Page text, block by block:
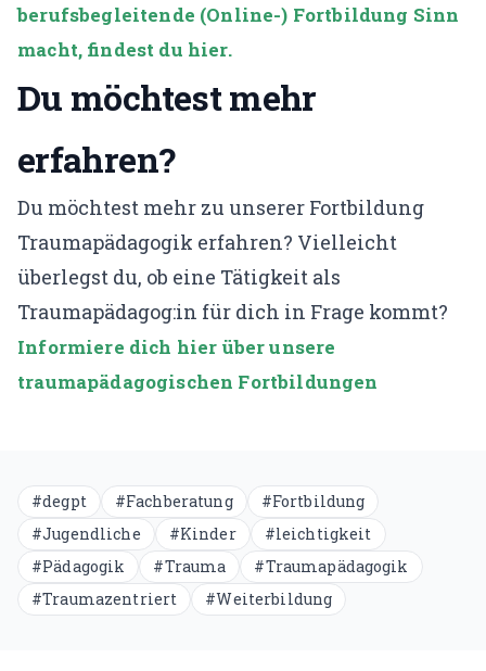
berufsbegleitende (Online-) Fortbildung Sinn
macht, findest du hier.
Du möchtest mehr
erfahren?
Du möchtest mehr zu unserer Fortbildung
Traumapädagogik erfahren? Vielleicht
überlegst du, ob eine Tätigkeit als
Traumapädagog:in für dich in Frage kommt?
Informiere dich hier über unsere
traumapädagogischen Fortbildungen
#degpt #Fachberatung #Fortbildung
#Jugendliche #Kinder #leichtigkeit
#Pädagogik #Trauma #Traumapädagogik
#Traumazentriert #Weiterbildung